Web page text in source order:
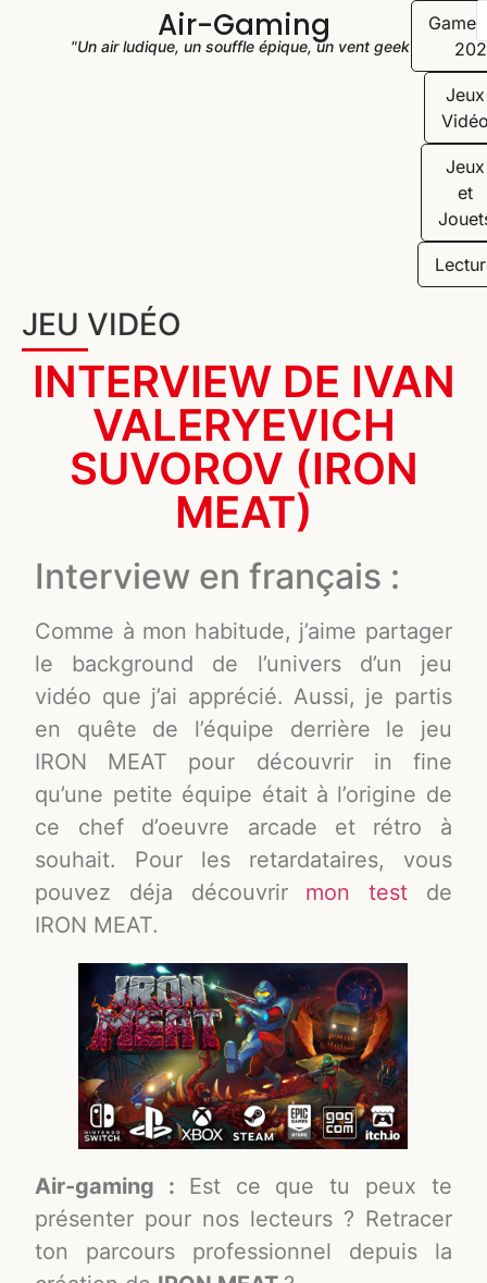
Air-Gaming
"Un air ludique, un souffle épique, un vent geek"
Jeux
Jeux
et
JEU VIDÉO
INTERVIEW DE IVAN
VALERYEVICH
SUVOROV (IRON
MEAT)
Interview en français :
Comme à mon habitude, j’aime partager
le background de l’univers d’un jeu
vidéo que j’ai apprécié. Aussi, je partis
en quête de l’équipe derrière le jeu
IRON MEAT pour découvrir in fine
qu’une petite équipe était à l’origine de
ce chef d’oeuvre arcade et rétro à
souhait. Pour les retardataires, vous
pouvez déja découvrir mon test de
IRON MEAT.
Air-gaming : Est ce que tu peux te
présenter pour nos lecteurs ? Retracer
ton parcours professionnel depuis la